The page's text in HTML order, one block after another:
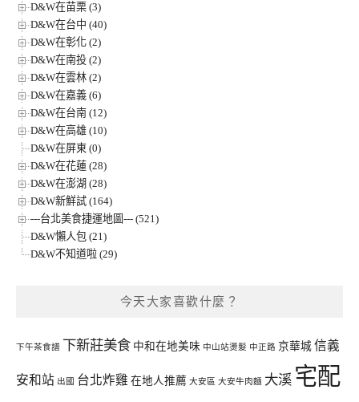
D&W在苗栗 (3)
D&W在台中 (40)
D&W在彰化 (2)
D&W在南投 (2)
D&W在雲林 (2)
D&W在嘉義 (6)
D&W在台南 (12)
D&W在高雄 (10)
D&W在屏東 (0)
D&W在花蓮 (28)
D&W在澎湖 (28)
D&W新鮮試 (164)
---台北美食捷運地圖--- (521)
D&W懶人包 (21)
D&W不知道啦 (29)
今天大家喜歡什麼？
下午茶食譜 下新莊美食 中和在地美味 中山站燙髮 中正路 京華城 信義
安和站 出國 台北炸雞 在地人推薦 大安區 大安牛肉麵 大溪 宅配